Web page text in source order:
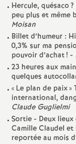
Hercule, quésaco
peu plus et même
Moisan
Billet d’humeur :
0,3% sur ma
pouvoir d’achat! -
23 heures aux
quelques
«Le plan de paix»
international,
Claude Guglielmi
Sortie - Deux
Camille Claudel
reportée au mois